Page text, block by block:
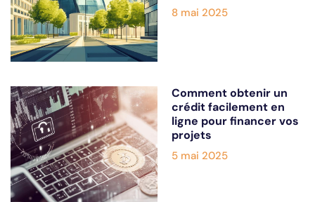
8 mai 2025
Comment obtenir un
crédit facilement en
ligne pour financer vos
projets
5 mai 2025